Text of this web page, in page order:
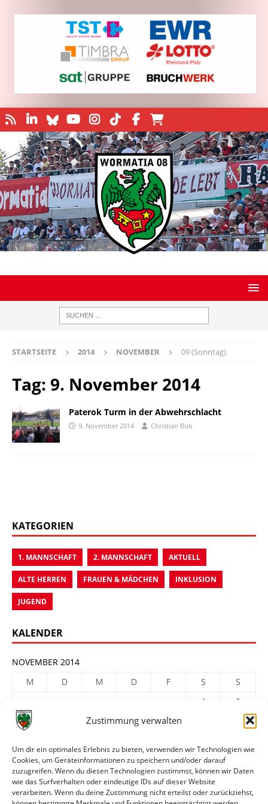
Zustimmung verwalten
Um dir ein optimales Erlebnis zu bieten, verwenden wir Technologien wie
Cookies, um Geräteinformationen zu speichern und/oder darauf
zuzugreifen. Wenn du diesen Technologien zustimmst, können wir Daten
wie das Surfverhalten oder eindeutige IDs auf dieser Website
verarbeiten. Wenn du deine Zustimmung nicht erteilst oder zurückziehst,
STARTSEITE 2014 NOVEMBER 09 (Sonntag)
Tag: 9. November 2014
Paterok Turm in der Abwehrschlacht
9. November 2014 Christian Bub
KATEGORIEN
1. MANNSCHAFT 2. MANNSCHAFT AKTUELL
ALTE HERREN FRAUEN & MÄDCHEN INKLUSION
JUGEND
KALENDER
NOVEMBER 2014
M
D M D F S
S
1
2
3
5 6 7
17
18 19 20 21 22
24
25 26 27 28 29
« Okt.
Dez. »